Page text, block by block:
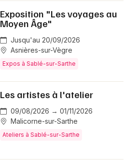
Exposition "Les voyages au
Moyen Âge"
Jusqu'au 20/09/2026
Asnières-sur-Vègre
Expos à Sablé-sur-Sarthe
Les artistes à l'atelier
09/08/2026 → 01/11/2026
Malicorne-sur-Sarthe
Ateliers à Sablé-sur-Sarthe